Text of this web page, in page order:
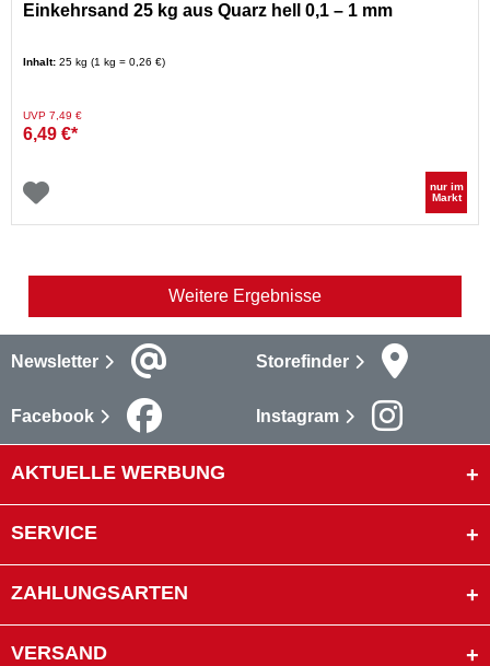
Einkehrsand 25 kg aus Quarz hell 0,1 – 1 mm
Inhalt: 25 kg (1 kg = 0,26 €)
Preis reduziert von
UVP 7,49 €auf
6,49 €*
nur im
Markt
Weitere Ergebnisse
Newsletter Storefinder
Facebook Instagram
AKTUELLE WERBUNG
SERVICE
ZAHLUNGSARTEN
VERSAND